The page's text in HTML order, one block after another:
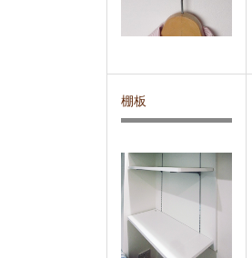
棚板